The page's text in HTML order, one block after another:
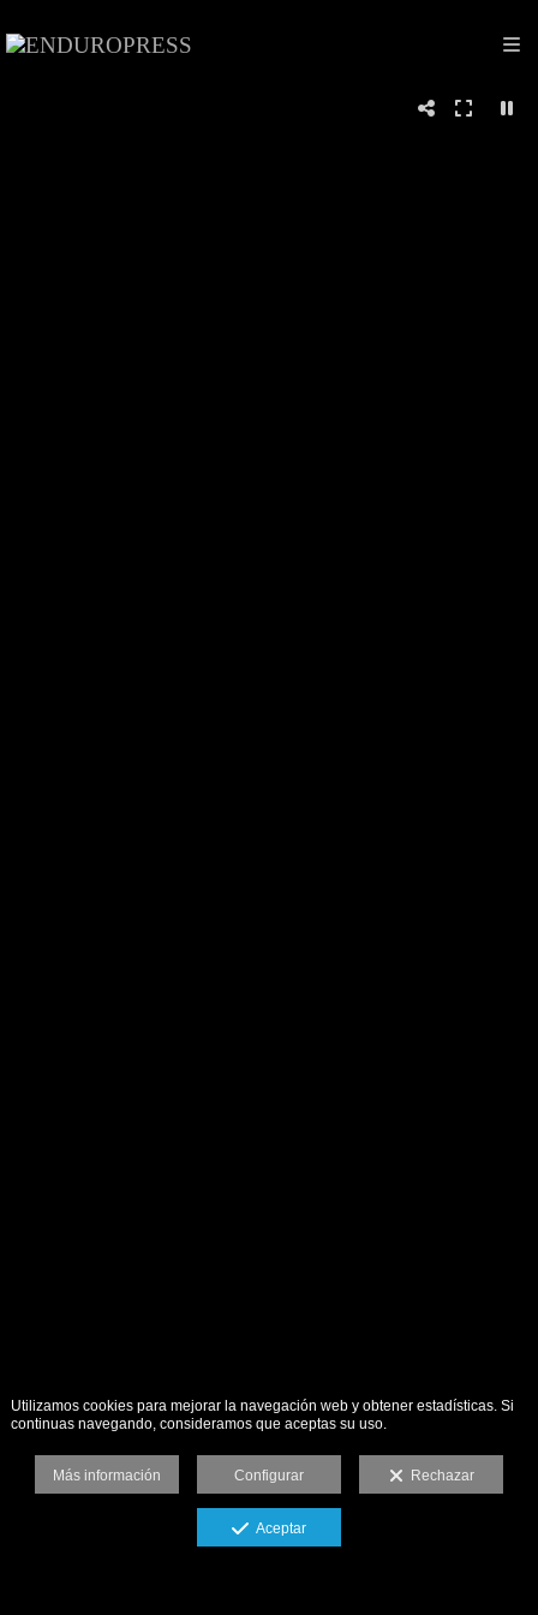
Utilizamos cookies para mejorar la navegación web y obtener estadísticas. Si
continuas navegando, consideramos que aceptas su uso.
Más información Configurar Rechazar
Aceptar